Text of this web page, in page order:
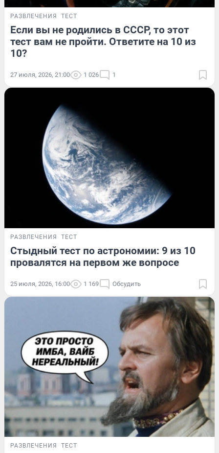
РАЗВЛЕЧЕНИЯ ТЕСТ
Если вы не родились в СССР, то этот
тест вам не пройти. Ответите на 10 из
10?
27 июля, 2026, 21:00 1 026 1
РАЗВЛЕЧЕНИЯ ТЕСТ
Стыдный тест по астрономии: 9 из 10
провалятся на первом же вопросе
25 июля, 2026, 16:00 1 169 Обсудить
РАЗВЛЕЧЕНИЯ ТЕСТ